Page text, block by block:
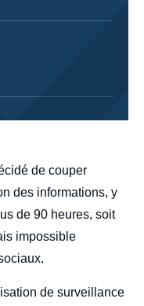
de couper
des informations, y
de 90 heures, soit
impossible
de surveillance